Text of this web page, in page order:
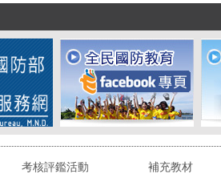
考核評鑑活動 補充教材